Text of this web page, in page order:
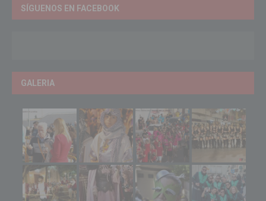
SÍGUENOS EN FACEBOOK
GALERIA